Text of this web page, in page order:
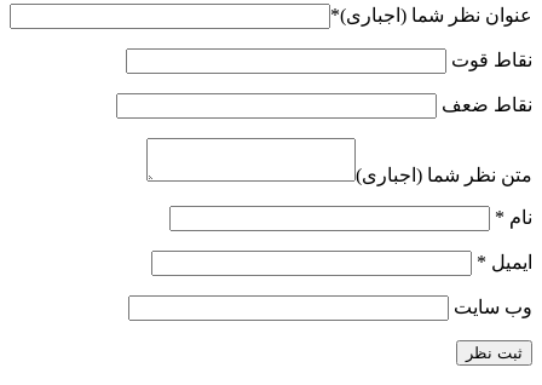
عنوان نظر شما (اجباری)*
نقاط قوت
نقاط ضعف
متن نظر شما (اجباری)
نام *
ایمیل *
وب‌ سایت